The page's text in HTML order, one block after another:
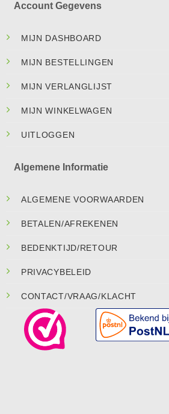
Account Gegevens
MIJN DASHBOARD
MIJN BESTELLINGEN
MIJN VERLANGLIJST
MIJN WINKELWAGEN
UITLOGGEN
Algemene Informatie
ALGEMENE VOORWAARDEN
BETALEN/AFREKENEN
BEDENKTIJD/RETOUR
PRIVACYBELEID
CONTACT/VRAAG/KLACHT